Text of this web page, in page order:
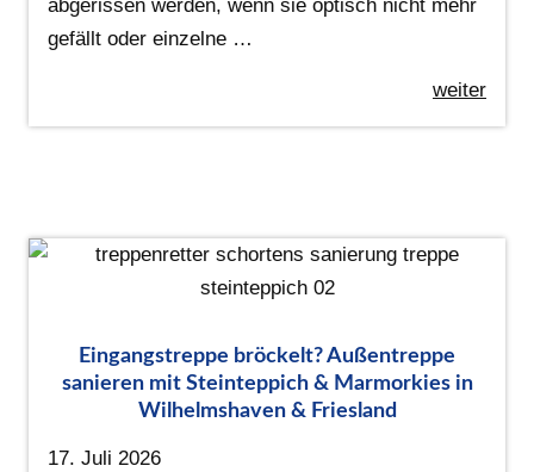
abgerissen werden, wenn sie optisch nicht mehr
gefällt oder einzelne …
weiter
Eingangstreppe bröckelt? Außentreppe
sanieren mit Steinteppich & Marmorkies in
Wilhelmshaven & Friesland
17. Juli 2026